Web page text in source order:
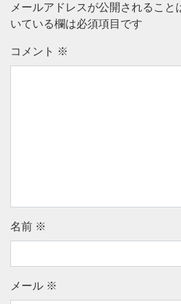
メールアドレスが公開されること
いている欄は必須項目です
コメント ※
名前 ※
メール ※